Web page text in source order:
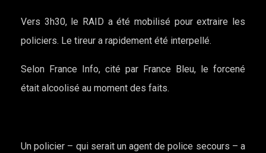
Vers 3h30, le RAID a été mobilisé pour extraire les
policiers. Le tireur a rapidement été interpellé.
Selon France Info, cité par France Bleu, le forcené
était alcoolisé au moment des faits.
Un policier – qui serait un agent de police secours – a